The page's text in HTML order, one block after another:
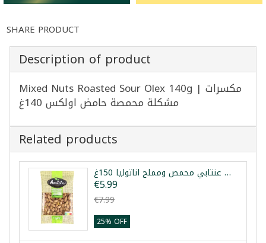
SHARE PRODUCT
Description of product
Mixed Nuts Roasted Sour Olex 140g | مكسرات
مشكلة محمصة حامض اولكس 140غ
Related products
فستق عنتابي محمص ومملح اناتوليا 150غ
€5.99
€7.99
25% OFF